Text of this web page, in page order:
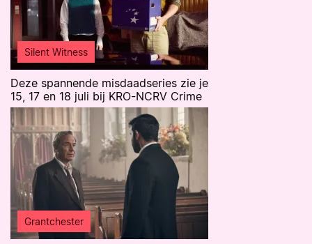
Silent Witness
Deze spannende misdaadseries zie je
15, 17 en 18 juli bij KRO-NCRV Crime
Grantchester